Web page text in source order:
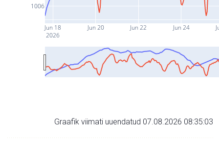
Jun 18
2026
Jun 20 Jun 22 Jun 24
1006
Graafik viimati uuendatud 07.08.2026 08:35:03